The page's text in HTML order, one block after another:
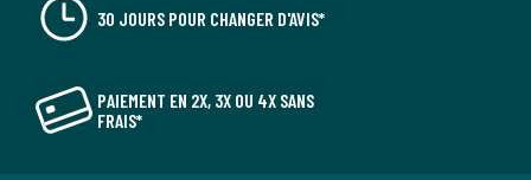
30 JOURS POUR CHANGER D'AVIS*
PAIEMENT EN 2X, 3X OU 4X SANS
FRAIS*